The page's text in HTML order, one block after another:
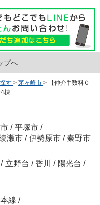
プへ
す > 茅ヶ崎市 >
【仲介手数料０
棟
/ 平塚市 /
瀬市 / 伊勢原市 / 秦野市
/ 立野台 / 香川 / 陽光台 /
線 /